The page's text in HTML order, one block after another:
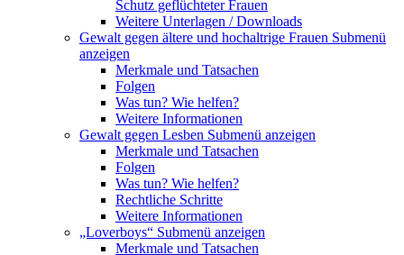
Schutz geflüchteter Frauen
Weitere Unterlagen / Downloads
Gewalt gegen ältere und hochaltrige Frauen Submenü
anzeigen
Merkmale und Tatsachen
Folgen
Was tun? Wie helfen?
Weitere Informationen
Gewalt gegen Lesben Submenü anzeigen
Merkmale und Tatsachen
Folgen
Was tun? Wie helfen?
Rechtliche Schritte
Weitere Informationen
„Loverboys“ Submenü anzeigen
Merkmale und Tatsachen